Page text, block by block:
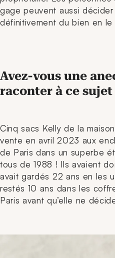
gage peuvent aussi
définitivement du bien en le
Avez-vous une
raconter à ce sujet
Cinq sacs Kelly de la
vente en avril 2023 aux
de Paris dans un superbe
tous de 1988 ! Ils avaient
avait gardés 22 ans en les
restés 10 ans dans les
Paris avant qu’elle ne